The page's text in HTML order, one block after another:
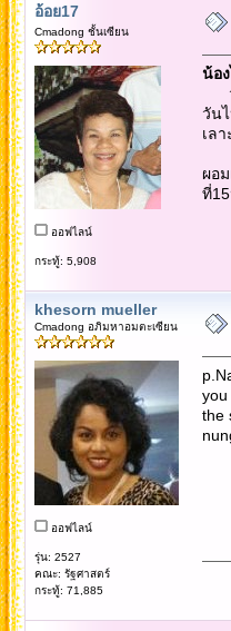
อ้อย17
Cmadong ชั้นเซียน
ออฟไลน์
กระทู้: 5,908
น้อ
วั
วัน
เล
ห
ผอ
ที่
khesorn mueller
Cmadong อภิมหาอมตะเซียน
ออฟไลน์
รุ่น: 2527
คณะ: รัฐศาสตร์
กระทู้: 71,885
you
the